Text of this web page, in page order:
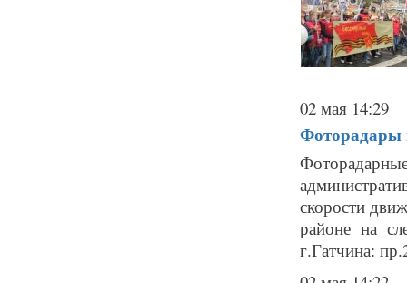
02 мая 14:29
Фоторадары
скорости
районе на
г.Гатчина: